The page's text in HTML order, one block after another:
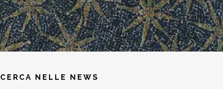
CERCA NELLE NEWS